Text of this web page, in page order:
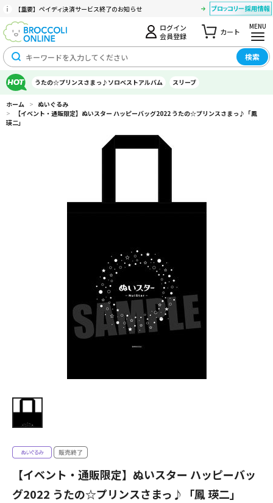
【重要】ペイディ決済サービス終了のお知らせ
ログイン
会員登録
カート
MENU
検索
うたの☆プリンスさまっ♪ソロベストアルバム スリーブ
ホーム > ぬいぐるみ
>
【イベント・通販限定】ぬいスター ハッピーバッグ2022 うたの☆プリンスさまっ♪「鳳
瑛二」
【イベント・通販限定】ぬいスター ハッピーバッ
グ2022 うたの☆プリンスさまっ♪「鳳 瑛二」